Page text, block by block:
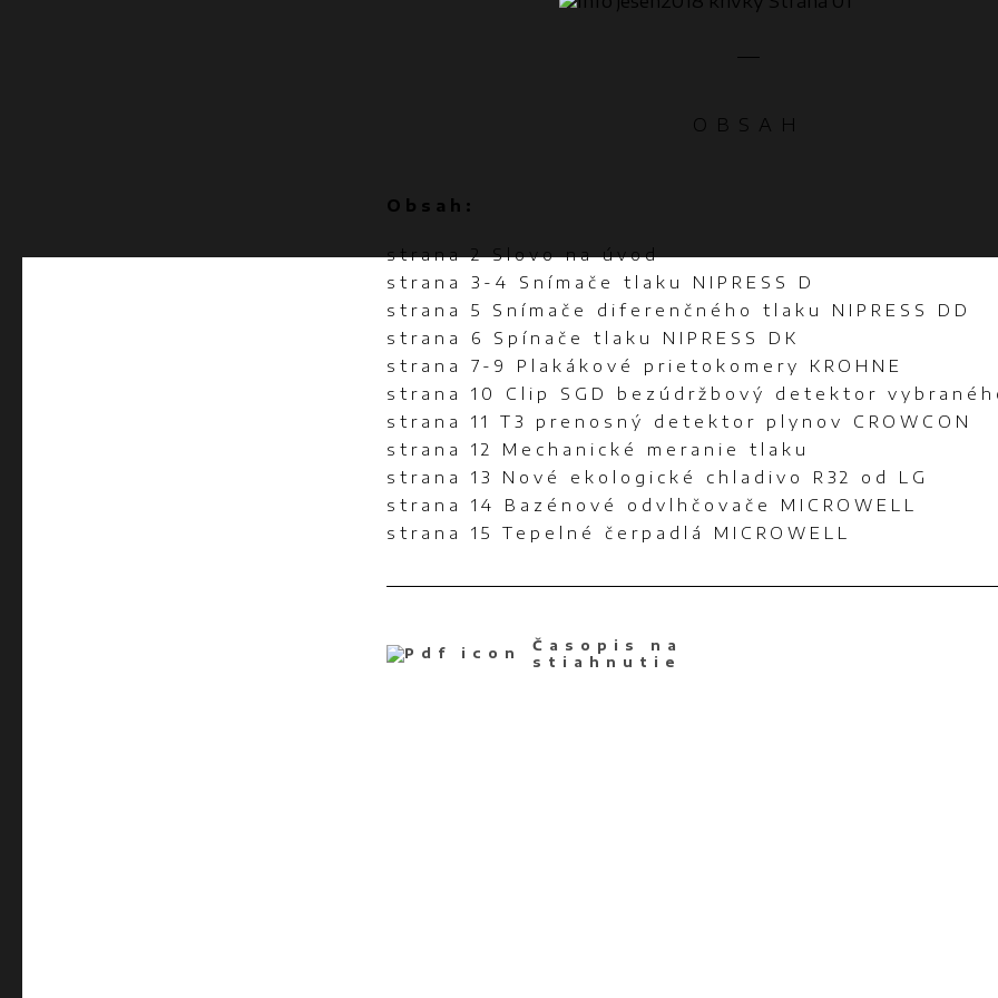
OBSAH
Obsah:
strana 2 Slovo na úvod
strana 3-4 Snímače tlaku NIPRESS D
strana 5 Snímače diferenčného tlaku NIPRESS DD
strana 6 Spínače tlaku NIPRESS DK
strana 7-9 Plakákové prietokomery KROHNE
strana 10 Clip SGD bezúdržbový detektor
strana 11 T3 prenosný detektor plynov CROWCON
strana 12 Mechanické meranie tlaku
strana 13 Nové ekologické chladivo R32 od LG
strana 14 Bazénové odvlhčovače MICROWELL
strana 15 Tepelné čerpadlá MICROWELL
Časopis na
stiahnutie